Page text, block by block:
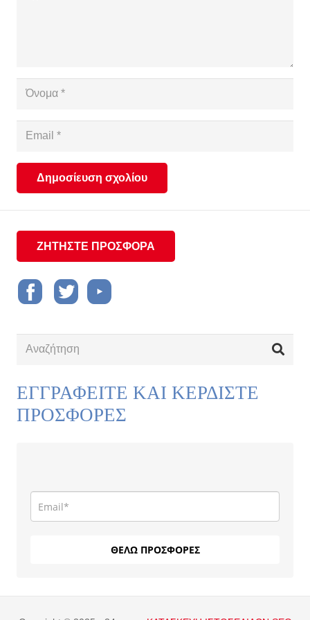
Δημοσίευση σχολίου
ΖΗΤΗΣΤΕ ΠΡΟΣΦΟΡΑ
ΕΓΓΡΑΦΕΙΤΕ ΚΑΙ ΚΕΡΔΙΣΤΕ
ΠΡΟΣΦΟΡΕΣ
ΘΕΛΩ ΠΡΟΣΦΟΡΕΣ